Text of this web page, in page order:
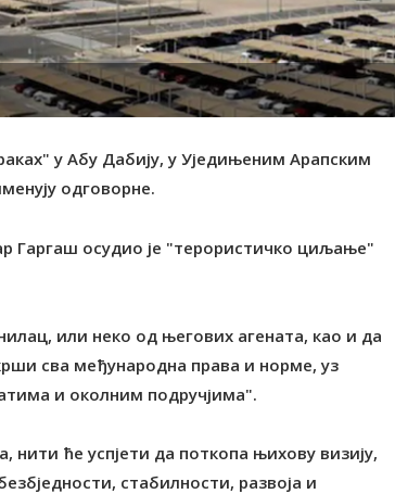
у Абу Дабију, у Уједињеним Арапским
одговорне.
Гаргаш осудио је "терористичко циљање"
или неко од његових агената, као и да
сва међународна права и норме, уз
и околним подручјима".
ће успјети да поткопа њихову визију,
стабилности, развоја и